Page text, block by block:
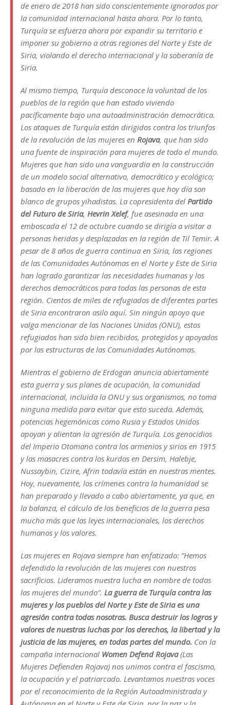
de enero de 2018 han sido conscientemente ignorados por
la comunidad internacional hasta ahora. Por lo tanto,
Turquía se esfuerza ahora por expandir su territorio e
imponer su gobierno a otras regiones del Norte y Este de
Siria, violando el derecho internacional y la soberanía de
Siria.
Al mismo tiempo, Turquía desconoce la voluntad de los
pueblos de la región que han estado viviendo
pacíficamente bajo una autoadministración democrática.
Los ataques de Turquía están dirigidos contra los triunfos
de la revolución de las mujeres en Rojava, que han sido
una fuente de inspiración para mujeres de todo el mundo.
Mujeres que han sido una vanguardia en la construcción
de un modelo social alternativo, democrático y ecológico;
basado en la liberación de las mujeres que hoy día son
blanco de grupos yihadistas. La copresidenta del Partido
del Futuro de Siria, Hevrin Xelef, fue asesinada en una
emboscada el 12 de octubre cuando se dirigía a visitar a
personas heridas y desplazadas en la región de Til Temir. A
pesar de 8 años de guerra continua en Siria, las regiones
de las Comunidades Autónomas en el Norte y Este de Siria
han logrado garantizar las necesidades humanas y los
derechos democráticos para todas las personas de esta
región. Cientos de miles de refugiados de diferentes partes
de Siria encontraron asilo aquí. Sin ningún apoyo que
valga mencionar de las Naciones Unidas (ONU), estos
refugiados han sido bien recibidos, protegidos y apoyados
por las estructuras de las Comunidades Autónomas.
Mientras el gobierno de Erdogan anuncia abiertamente
esta guerra y sus planes de ocupación, la comunidad
internacional, incluida la ONU y sus organismos, no toma
ninguna medida para evitar que esto suceda. Además,
potencias hegemónicas como Rusia y Estados Unidos
apoyan y alientan la agresión de Turquía. Los genocidios
del Imperio Otomano contra los armenios y sirios en 1915
y las masacres contra los kurdos en Dersim, Halebje,
Nussaybin, Cizire, Afrin todavía están en nuestras mentes.
Hoy, nuevamente, los crímenes contra la humanidad se
han preparado y llevado a cabo abiertamente, ya que, en
la balanza, el cálculo de los beneficios de la guerra pesa
mucho más que las leyes internacionales, los derechos
humanos y los valores.
Las mujeres en Rojava siempre han enfatizado: “Hemos
defendido la revolución de las mujeres con nuestros
sacrificios. Lideramos nuestra lucha en nombre de todas
las mujeres del mundo”. La guerra de Turquía contra las
mujeres y los pueblos del Norte y Este de Siria es una
agresión contra todas nosotras. Busca destruir los logros y
valores de nuestras luchas por los derechos, la libertad y la
justicia de las mujeres, en todas partes del mundo. Con la
campaña internacional Women Defend Rojava(Las
Mujeres Defienden Rojava) nos unimos contra el fascismo,
la ocupación y el patriarcado. Levantamos nuestras voces
por el reconocimiento de la Región Autoadministrada y